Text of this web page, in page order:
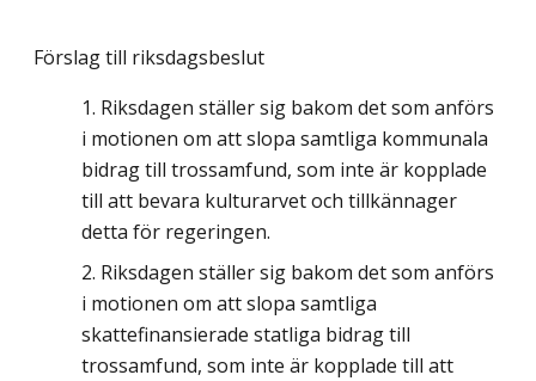
Förslag till riksdagsbeslut
Riksdagen ställer sig bakom det som anförs
i motionen om att slopa samtliga kommunala
bidrag till trossamfund, som inte är kopplade
till att bevara kulturarvet och tillkännager
detta för regeringen.
Riksdagen ställer sig bakom det som anförs
i motionen om att slopa samtliga
skattefinansierade statliga bidrag till
trossamfund, som inte är kopplade till att